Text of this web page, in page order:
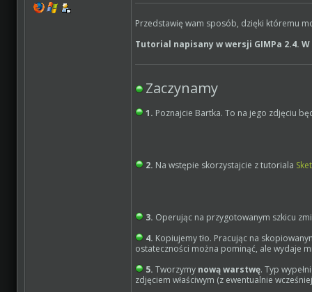
Przedstawię wam sposób, dzięki któremu
Tutorial napisany w wersji GIMPa 2.4.
Zaczynamy
1. Poznajcie Bartka. To na jego zdjęciu
2. Na wstępie skorzystajcie z tutoriala
3. Operując na przygotowanym szkicu
4. Kopiujemy tło. Pracując na
ostateczności można pominąć, ale wydaje
5. Tworzymy nową warstwę. Typ
zdjęciem właściwym (z ewentualnie